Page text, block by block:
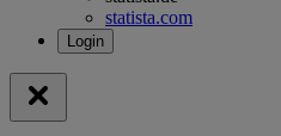
statista.com